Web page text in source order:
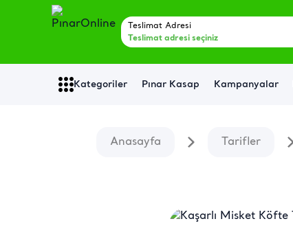
Teslimat Adresi
Teslimat adresi seçiniz
Kategoriler Pınar Kasap Kampanyalar
Anasayfa Tarifler